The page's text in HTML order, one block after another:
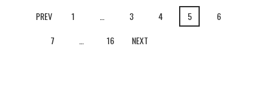
PREV 1 3 4 5
6
7
16 NEXT